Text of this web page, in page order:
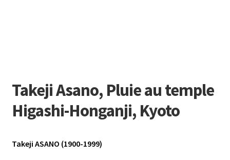
Takeji Asano, Pluie au temple
Higashi-Honganji, Kyoto
Takeji ASANO (1900-1999)